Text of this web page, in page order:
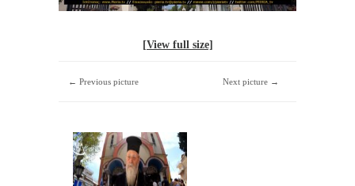
[View full size]
← Previous picture Next picture →